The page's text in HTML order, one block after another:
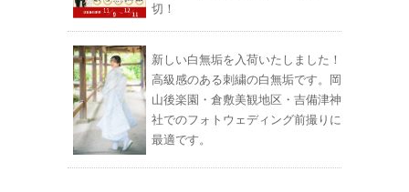
切！
新しい白無垢を入荷いたしました！
高級感のある刺繍の白無垢です。岡
山後楽園・倉敷美観地区・吉備津神
社でのフォトウェディング前撮りに
最適です。